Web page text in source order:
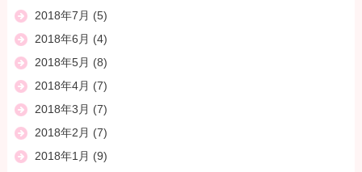
2018年7月 (5)
2018年6月 (4)
2018年5月 (8)
2018年4月 (7)
2018年3月 (7)
2018年2月 (7)
2018年1月 (9)